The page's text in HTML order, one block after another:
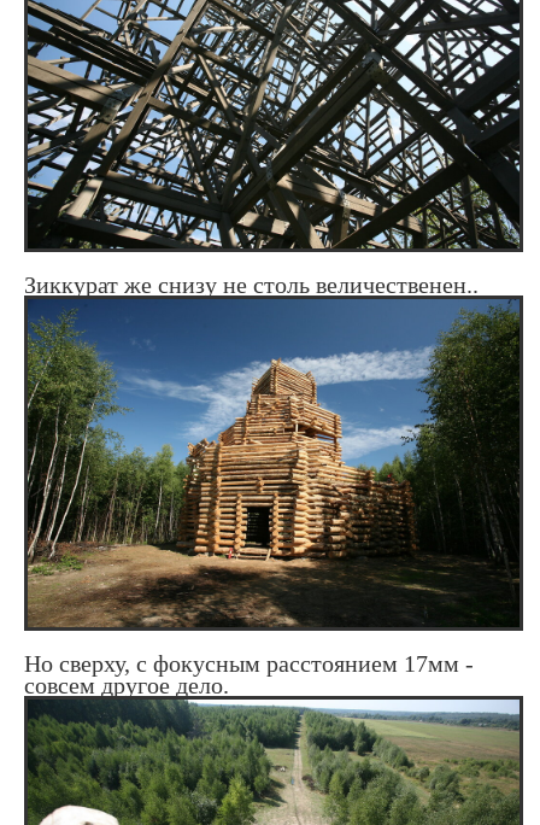
Зиккурат же снизу не столь величественен..
Но сверху, с фокусным расстоянием 17мм -
совсем другое дело.